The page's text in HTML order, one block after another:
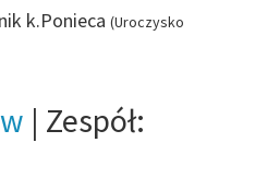
k.Ponieca (Uroczysko
| Zespół: